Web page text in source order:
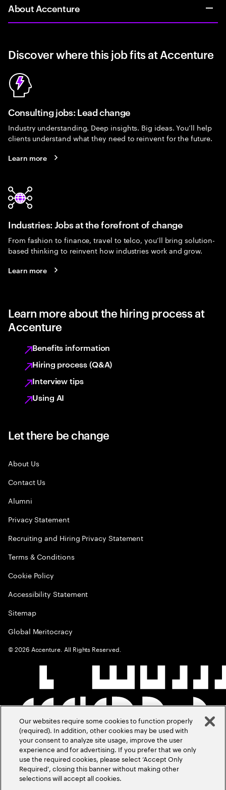
About Accenture
Discover where this job fits at Accenture
Consulting jobs: Lead change
Industry understanding. Deep insights. Big ideas. You’ll help
clients understand what they need to reinvent for the future.
Learn more
Industries: Jobs at the forefront of change
From fashion to finance, travel to telco, you’ll bring solution-
based thinking to reinvent how industries work and grow.
Learn more
Learn more about the hiring process at
Accenture
Benefits information
Hiring process (Q&A)
Interview tips
Using AI
Let there be change
About Us
Contact Us
Alumni
Privacy Statement
Recruiting and Hiring Privacy Statement
Terms & Conditions
Cookie Policy
Accessibility Statement
Sitemap
Global Meritocracy
©2026 Accenture. All Rights Reserved.
Our websites require some cookies to function properly
(required). In addition, other cookies may be used with
your consent to analyze site usage, improve the user
experience and for advertising. If you prefer that we only
use the required cookies, please select ‘Accept Only
Required’, closing this banner without making other
selections will accept all cookies.